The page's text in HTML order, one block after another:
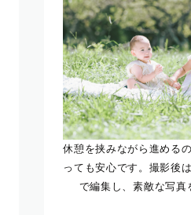
休憩を挟みながら進める
っても安心です。撮影後
で編集し、素敵な写真